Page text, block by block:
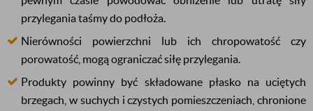
przylegania taśmy do podłoża.
Nierówności powierzchni lub ich chropowatość czy
porowatość, mogą ograniczać siłę przylegania.
Produkty powinny być składowane płasko na uciętych
brzegach, w suchych i czystych pomieszczeniach, chronione